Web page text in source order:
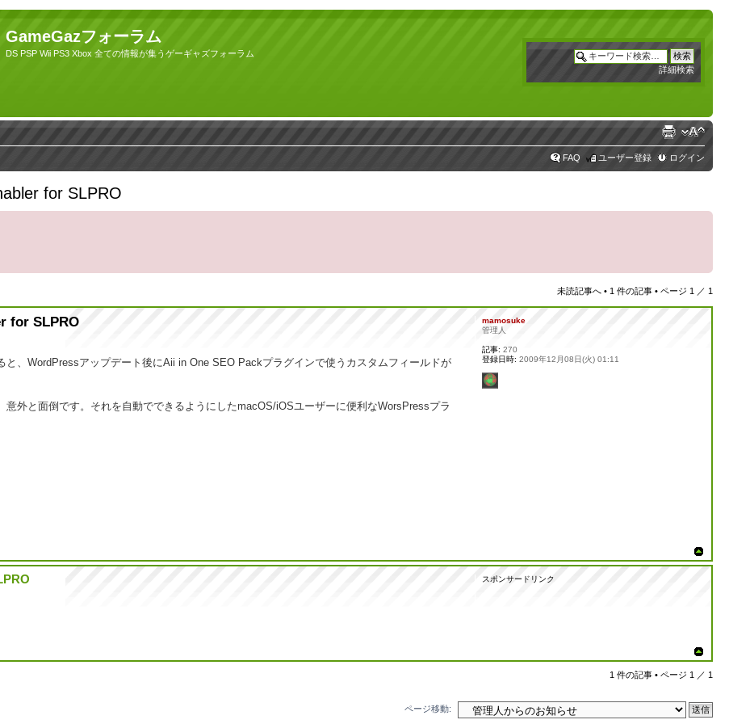
GameGazフォーラム
DS PSP Wii PS3 Xbox 全ての情報が集うゲーギャズフォーラム
詳細検索
FAQ ユーザー登録 ログイン
for SLPRO
未読記事へ • 1 件の記事 • ページ 1 ／ 1
for SLPRO
、WordPressアップデート後にAii in One SEO Packプラグインで使うカスタムフィールドが
外と面倒です。それを自動でできるようにしたmacOS/iOSユーザーに便利なWorsPressプラ
mamosuke
管理人
記事: 270
登録日時: 2009年12月08日(火) 01:11
スポンサードリンク
1 件の記事 • ページ 1 ／ 1
ページ移動: